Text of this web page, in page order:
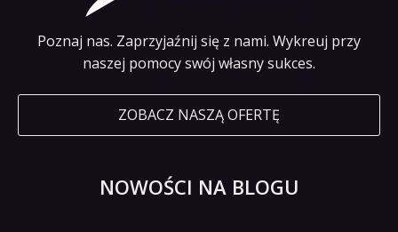
Poznaj nas. Zaprzyjaźnij się z nami. Wykreuj przy
naszej pomocy swój własny sukces.
ZOBACZ NASZĄ OFERTĘ
NOWOŚCI NA BLOGU